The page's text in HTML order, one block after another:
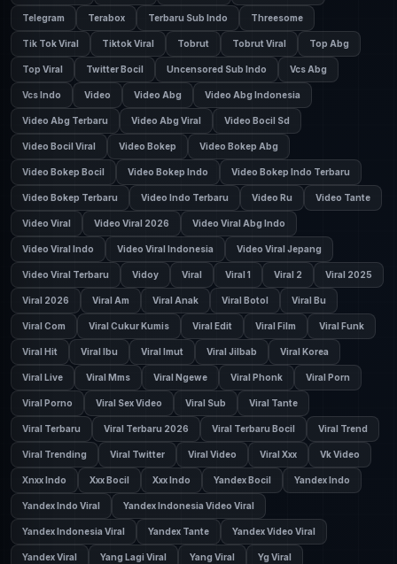
Telegram Terabox Terbaru Sub Indo Threesome
Tik Tok Viral Tiktok Viral Tobrut Tobrut Viral Top Abg
Top Viral Twitter Bocil Uncensored Sub Indo Vcs Abg
Vcs Indo Video Video Abg Video Abg Indonesia
Video Abg Terbaru Video Abg Viral Video Bocil Sd
Video Bocil Viral Video Bokep Video Bokep Abg
Video Bokep Bocil Video Bokep Indo Video Bokep Indo Terbaru
Video Bokep Terbaru Video Indo Terbaru Video Ru Video Tante
Video Viral Video Viral 2026 Video Viral Abg Indo
Video Viral Indo Video Viral Indonesia Video Viral Jepang
Video Viral Terbaru Vidoy Viral Viral 1 Viral 2 Viral 2025
Viral 2026 Viral Am Viral Anak Viral Botol Viral Bu
Viral Com Viral Cukur Kumis Viral Edit Viral Film Viral Funk
Viral Hit Viral Ibu Viral Imut Viral Jilbab Viral Korea
Viral Live Viral Mms Viral Ngewe Viral Phonk Viral Porn
Viral Porno Viral Sex Video Viral Sub Viral Tante
Viral Terbaru Viral Terbaru 2026 Viral Terbaru Bocil Viral Trend
Viral Trending Viral Twitter Viral Video Viral Xxx Vk Video
Xnxx Indo Xxx Bocil Xxx Indo Yandex Bocil Yandex Indo
Yandex Indo Viral Yandex Indonesia Video Viral
Yandex Indonesia Viral Yandex Tante Yandex Video Viral
Yandex Viral Yang Lagi Viral Yang Viral Yg Viral